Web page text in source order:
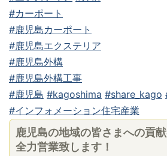
#カーポート
#鹿児島カーポート
#鹿児島エクステリア
#鹿児島外構
#鹿児島外構工事
#鹿児島 #kagoshima #share_kago
#インフォメーション住宅産業
鹿児島の地域の皆さまへの貢
全力営業致します！